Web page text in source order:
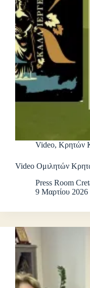
Video, Κρητών
Video Ομιλητών
Press Room
9 Μαρτίου 2026